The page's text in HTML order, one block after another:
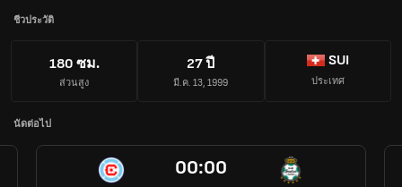
ชีวประวัติ
180 ซม.
ส่วนสูง
27 ปี
มี.ค. 13, 1999
SUI
ประเทศ
นัดต่อไป
00:00